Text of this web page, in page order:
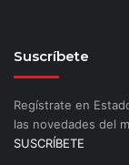
Suscríbete
Regístrate en
las novedades del
SUSCRÍBETE